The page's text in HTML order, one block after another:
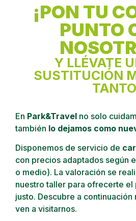
¡PON TU
PUNTO
Y LLÉVATE
SUSTITUCIÓN
TANTO
En Park&Travel no solo
también lo dejamos como
Disponemos de servicio de
con precios adaptados según
o medio). La valoración se
nuestro taller para ofrecerte el
justo. Descubre a
ven a visitarnos.